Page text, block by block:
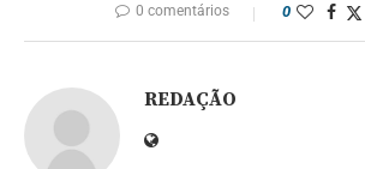
0 comentários 0
REDAÇÃO